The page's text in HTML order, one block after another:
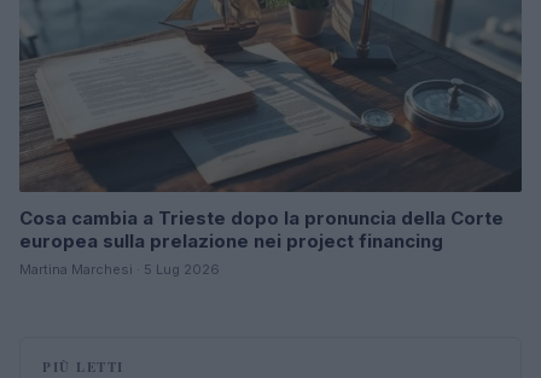
Cosa cambia a Trieste dopo la pronuncia della Corte
europea sulla prelazione nei project financing
Martina Marchesi · 5 Lug 2026
PIÙ LETTI